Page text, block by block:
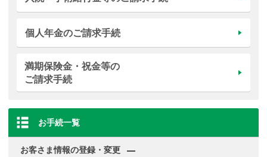
個人年金のご請求手続
満期保険金・祝金等の
ご請求手続
お手続一覧
お客さま情報の登録・変更